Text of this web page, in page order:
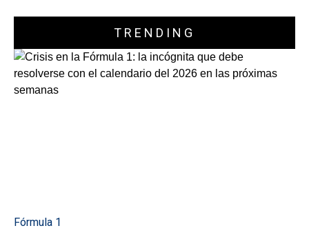
TRENDING
Fórmula 1